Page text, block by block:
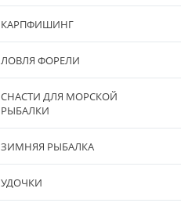
КАРПФИШИНГ
ЛОВЛЯ ФОРЕЛИ
СНАСТИ ДЛЯ МОРСКОЙ
РЫБАЛКИ
ЗИМНЯЯ РЫБАЛКА
УДОЧКИ